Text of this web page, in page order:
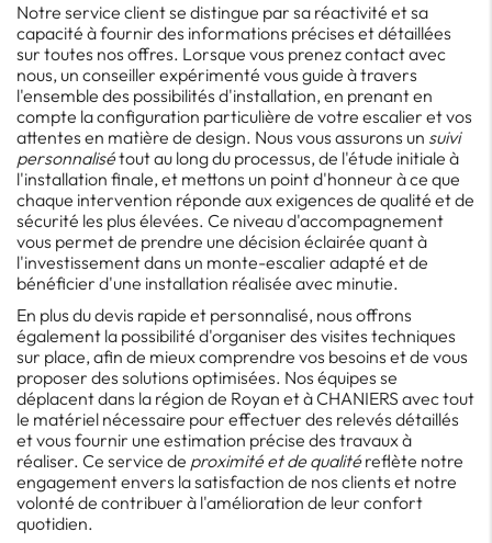
Notre service client se distingue par sa réactivité et sa
capacité à fournir des informations précises et détaillées
sur toutes nos offres. Lorsque vous prenez contact avec
nous, un conseiller expérimenté vous guide à travers
l'ensemble des possibilités d'installation, en prenant en
compte la configuration particulière de votre escalier et vos
attentes en matière de design. Nous vous assurons un suivi
personnalisétout au long du processus, de l'étude initiale à
l'installation finale, et mettons un point d'honneur à ce que
chaque intervention réponde aux exigences de qualité et de
sécurité les plus élevées. Ce niveau d'accompagnement
vous permet de prendre une décision éclairée quant à
l'investissement dans un monte-escalier adapté et de
bénéficier d'une installation réalisée avec minutie.
En plus du devis rapide et personnalisé, nous offrons
également la possibilité d'organiser des visites techniques
sur place, afin de mieux comprendre vos besoins et de vous
proposer des solutions optimisées. Nos équipes se
déplacent dans la région de Royan et à CHANIERS avec tout
le matériel nécessaire pour effectuer des relevés détaillés
et vous fournir une estimation précise des travaux à
réaliser. Ce service de proximité et de qualitéreflète notre
engagement envers la satisfaction de nos clients et notre
volonté de contribuer à l'amélioration de leur confort
quotidien.